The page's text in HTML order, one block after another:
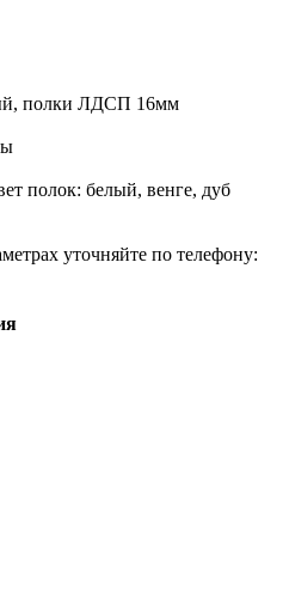
полки ЛДСП 16мм
полок: белый, венге, дуб
уточняйте по телефону: